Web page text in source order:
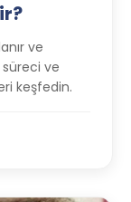
ve
süreci ve
keşfedin.